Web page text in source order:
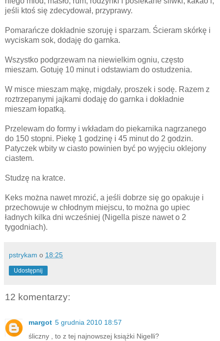
jeśli ktoś się zdecydował, przyprawy.
Pomarańcze dokładnie szoruję i sparzam. Ścieram skórkę i
wyciskam sok, dodaję do garnka.
Wszystko podgrzewam na niewielkim ogniu, często
mieszam. Gotuję 10 minut i odstawiam do ostudzenia.
W misce mieszam mąkę, migdały, proszek i sodę. Razem z
roztrzepanymi jajkami dodaję do garnka i dokładnie
mieszam łopatką.
Przelewam do formy i wkładam do piekarnika nagrzanego
do 150 stopni. Piekę 1 godzinę i 45 minut do 2 godzin.
Patyczek wbity w ciasto powinien być po wyjęciu oklejony
ciastem.
Studzę na kratce.
Keks można nawet mrozić, a jeśli dobrze się go opakuje i
przechowuje w chłodnym miejscu, to można go upiec
ładnych kilka dni wcześniej (Nigella pisze nawet o 2
tygodniach).
pstrykam o 18:25
Udostępnij
12 komentarzy:
margot 5 grudnia 2010 18:57
śliczny , to z tej najnowszej książki Nigelli?